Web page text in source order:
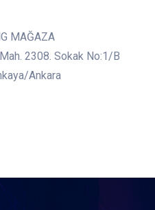
MAĞAZA
2308. Sokak No:1/B
Ankara